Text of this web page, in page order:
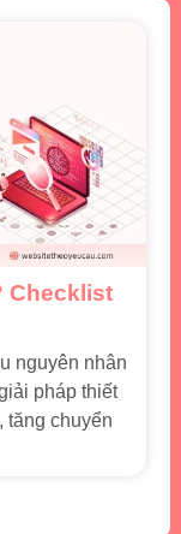
Checklist
nguyên nhân
pháp thiết
tăng chuyển